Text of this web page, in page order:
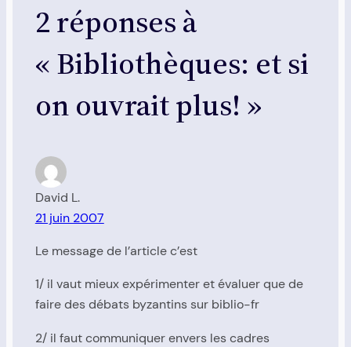
2 réponses à
« Bibliothèques: et si
on ouvrait plus! »
David L.
21 juin 2007
Le message de l’article c’est
1/ il vaut mieux expérimenter et évaluer que de
faire des débats byzantins sur biblio-fr
2/ il faut communiquer envers les cadres